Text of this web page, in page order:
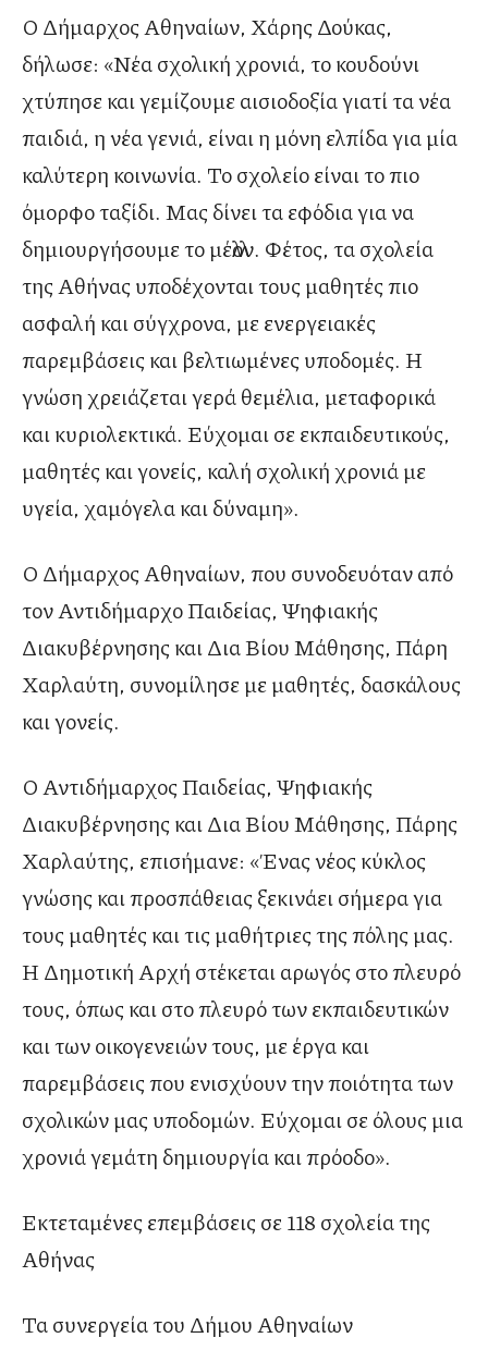
Ο Δήμαρχος Αθηναίων, Χάρης Δούκας,
δήλωσε: «Νέα σχολική χρονιά, το κουδούνι
χτύπησε και γεμίζουμε αισιοδοξία γιατί τα νέα
παιδιά, η νέα γενιά, είναι η μόνη ελπίδα για μία
καλύτερη κοινωνία. Το σχολείο είναι το πιο
όμορφο ταξίδι. Μας δίνει τα εφόδια για να
δημιουργήσουμε το μέλλον. Φέτος, τα σχολεία
της Αθήνας υποδέχονται τους μαθητές πιο
ασφαλή και σύγχρονα, με ενεργειακές
παρεμβάσεις και βελτιωμένες υποδομές. H
γνώση χρειάζεται γερά θεμέλια, μεταφορικά
και κυριολεκτικά. Εύχομαι σε εκπαιδευτικούς,
μαθητές και γονείς, καλή σχολική χρονιά με
υγεία, χαμόγελα και δύναμη».
Ο Δήμαρχος Αθηναίων, που συνοδευόταν από
τον Αντιδήμαρχο Παιδείας, Ψηφιακής
Διακυβέρνησης και Δια Βίου Μάθησης, Πάρη
Χαρλαύτη, συνομίλησε με μαθητές, δασκάλους
και γονείς.
Ο Αντιδήμαρχος Παιδείας, Ψηφιακής
Διακυβέρνησης και Δια Βίου Μάθησης, Πάρης
Χαρλαύτης, επισήμανε: «Ένας νέος κύκλος
γνώσης και προσπάθειας ξεκινάει σήμερα για
τους μαθητές και τις μαθήτριες της πόλης μας.
Η Δημοτική Αρχή στέκεται αρωγός στο πλευρό
τους, όπως και στο πλευρό των εκπαιδευτικών
και των οικογενειών τους, με έργα και
παρεμβάσεις που ενισχύουν την ποιότητα των
σχολικών μας υποδομών. Εύχομαι σε όλους μια
χρονιά γεμάτη δημιουργία και πρόοδο».
Εκτεταμένες επεμβάσεις σε 118 σχολεία της
Αθήνας
Τα συνεργεία του Δήμου Αθηναίων